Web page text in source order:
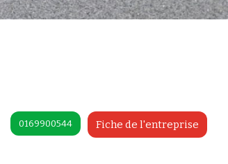
Fiche de l'entreprise
0169900544